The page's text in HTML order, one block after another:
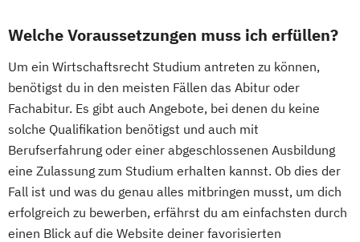
Welche Voraussetzungen muss ich erfüllen?
Um ein Wirtschaftsrecht Studium antreten zu können,
benötigst du in den meisten Fällen das Abitur oder
Fachabitur. Es gibt auch Angebote, bei denen du keine
solche Qualifikation benötigst und auch mit
Berufserfahrung oder einer abgeschlossenen Ausbildung
eine Zulassung zum Studium erhalten kannst. Ob dies der
Fall ist und was du genau alles mitbringen musst, um dich
erfolgreich zu bewerben, erfährst du am einfachsten durch
einen Blick auf die Website deiner favorisierten